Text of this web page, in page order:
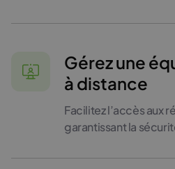
Gérez une
à distance
Facilitez l’accès aux
garantissant la